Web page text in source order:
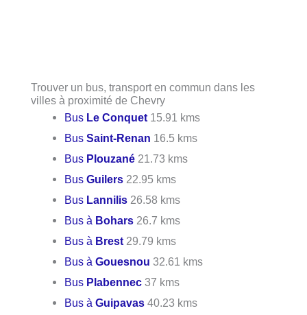
Trouver un bus, transport en commun dans les
villes à proximité de Chevry
Bus Le Conquet 15.91 kms
BusSaint-Renan 16.5 kms
Bus Plouzané 21.73 kms
BusGuilers 22.95 kms
Bus Lannilis 26.58 kms
Bus à Bohars 26.7 kms
Bus à Brest 29.79 kms
Bus àGouesnou 32.61 kms
Bus Plabennec 37 kms
Bus àGuipavas 40.23 kms